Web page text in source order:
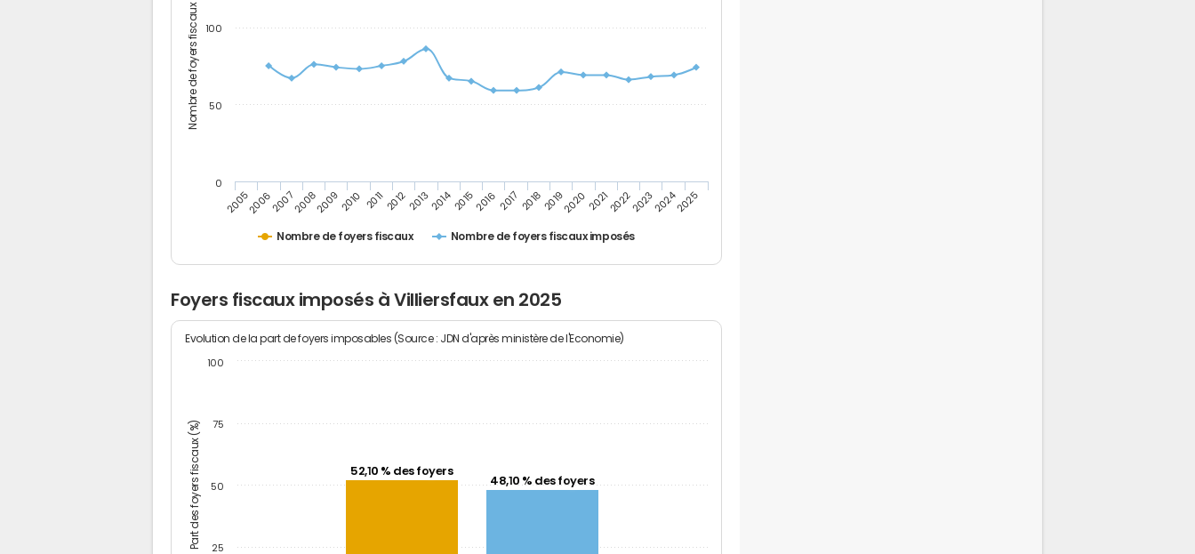
Nombre de foyers fiscaux
Nombre de foyers fiscaux Nombre de foyers fiscaux imposés
200520062007200820092010 201120122013201420152016 2017 20182019202020212022202320242025
0
50
100
Foyers fiscaux imposés à Villiersfaux en 2025
Part des foyers fiscaux (%)
Evolution de la part de foyers imposables (Source : JDN d'après ministère de l'Economie)
52,10 % des foyers
48,10 % des foyers
25
50
75
100